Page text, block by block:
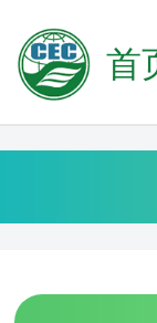
首